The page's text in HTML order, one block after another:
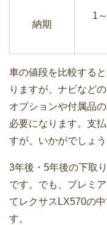
納期
1
車の値段を比較する
りますが、ナビなど
オプションや付属品
必要になります。支
すが、いかがでしょう
3年後・5年後の下取
です。でも、プレミ
てレクサスLX570の
す。